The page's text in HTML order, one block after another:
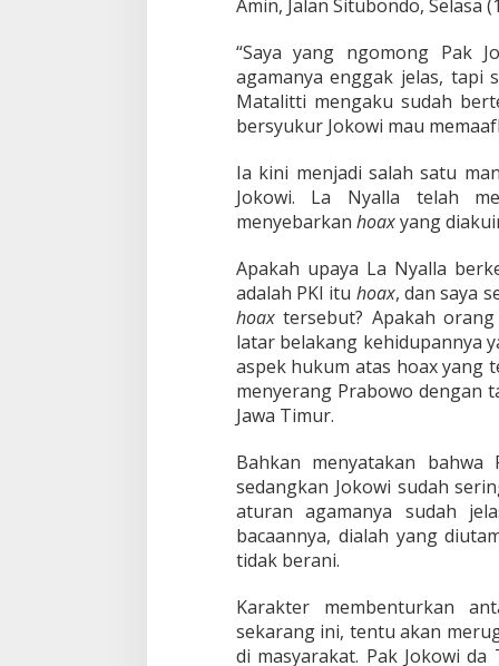
Amin, Jalan Situbondo, Selasa
“Saya yang ngomong Pak
agamanya enggak jelas, tapi
Matalitti mengaku sudah
bersyukur Jokowi mau
Ia kini menjadi salah satu
Jokowi. La Nyalla telah
menyebarkan hoaxyang
Apakah upaya La Nyalla
adalah PKI itu hoax, dan saya
hoaxtersebut? Apakah orang
latar belakang kehidupannya
aspek hukum atas hoax yang
menyerang Prabowo dengan
Jawa Timur.
Bahkan menyatakan
sedangkan Jokowi sudah
aturan agamanya sudah
bacaannya, dialah yang
tidak berani.
Karakter membenturkan
sekarang ini, tentu akan
di masyarakat. Pak Jokowi